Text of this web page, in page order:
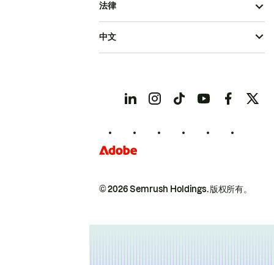
© 2026 Semrush Holdings.版权所有。
法律
中文